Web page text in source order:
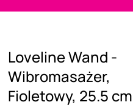
Loveline Wand -
Wibromasażer,
Fioletowy, 25.5 cm